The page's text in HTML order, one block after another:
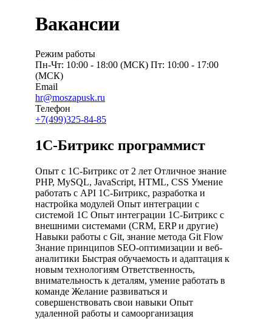
Вакансии
Режим работы
Пн-Чт: 10:00 - 18:00 (МСК) Пт: 10:00 - 17:00
(МСК)
Email
hr@moszapusk.ru
Телефон
+7(499)325-84-85
1С-Битрикс программист
Опыт с 1С-Битрикс от 2 лет Отличное знание
PHP, MySQL, JavaScript, HTML, CSS Умение
работать с API 1С-Битрикс, разработка и
настройка модулей Опыт интеграции с
системой 1С Опыт интеграции 1С-Битрикс с
внешними системами (CRM, ERP и другие)
Навыки работы с Git, знание метода Git Flow
Знание принципов SEO-оптимизации и веб-
аналитики Быстрая обучаемость и адаптация к
новым технологиям Ответственность,
внимательность к деталям, умение работать в
команде Желание развиваться и
совершенствовать свои навыки Опыт
удаленной работы и самоорганизация